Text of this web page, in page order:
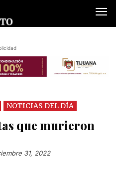
NOTICIAS DEL DÍA
que murieron
31, 2022